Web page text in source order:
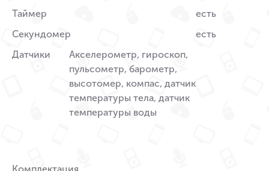
Таймер
есть
Секундомер
есть
Датчики
Акселерометр, гироскоп,
пульсометр, барометр,
высотомер, компас, датчик
температуры тела, датчик
температуры воды